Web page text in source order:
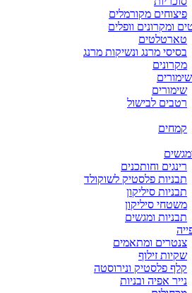
פיצוחים מקורמלים
ומקרונים וופלים
טארטלטים
בסיסי מרנג ונשיקות מרנג
מקרונים
שימורים
רטבים לבישול
קמחים
רינגים וחותכנים
תבניות פלסטיק לשוקולד
תבניות סיליקון
משטחי סיליקון
תבניות ומגשים
צנטרים ומתאמים
שקיות זילוף
קלף פלסטיק ונירוסטה
נייר אפיה ובניות